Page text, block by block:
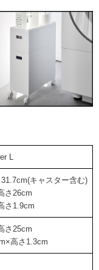
L
キャスター含む)
さ26cm
さ1.9cm
さ25cm
高さ1.3cm